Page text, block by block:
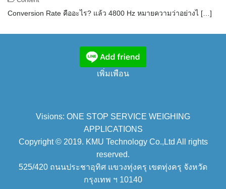
Conversion Rate คืออะไร? แล้ว 4800 Hz หมายความว่าอย่างไ […]
เพิ่มเพือน
Visions: ONE STOP SERVICE WEIGHING
APPLICATIONS
Copyright © 2019. KMU Technology Co.,Ltd All rights
reserved.
525/420 ถนนประชาอุทิศ แขวงทุ่งครุ เขตทุ่งครุ จังหวัด
กรุงเทพ ฯ 10140